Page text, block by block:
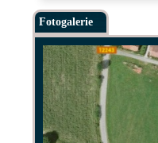
Fotogalerie